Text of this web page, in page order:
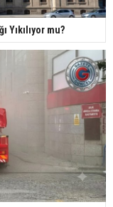
Yıkılıyor mu?